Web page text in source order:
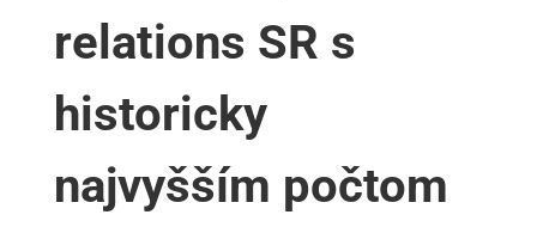
relations SR s
historicky
najvyšším počtom